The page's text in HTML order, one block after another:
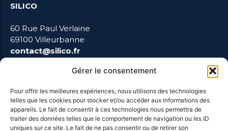
Gérer le consentement
Pour offrir les meilleures expériences, nous utilisons des technologies
telles que les cookies pour stocker et/ou accéder aux informations des
appareils. Le fait de consentir à ces technologies nous permettra de
traiter des données telles que le comportement de navigation ou les ID
uniques sur ce site. Le fait de ne pas consentir ou de retirer son
SILICO
60 Rue Paul Verlaine
69100 Villeurbanne
contact@silico.fr
LIENS UTILES